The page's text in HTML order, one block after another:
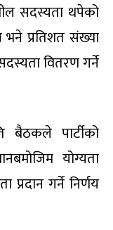
सदस्यता थपेको
प्रतिशत संख्या
वितरण गर्ने
बैठकले पार्टीको
योग्यता
गर्ने निर्णय